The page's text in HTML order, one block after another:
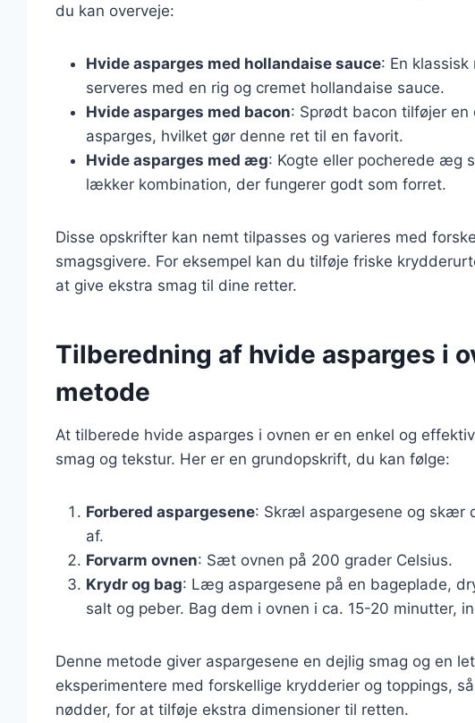
du kan overveje:
Hvide asparges med hollandaise sauce: En
serveres med en rig og cremet hollandaise sauce.
Hvide asparges med bacon: Sprødt bacon tilføjer
asparges, hvilket gør denne ret til en favorit.
Hvide asparges med æg: Kogte eller pocherede æg
lækker kombination, der fungerer godt som forret.
Disse opskrifter kan nemt tilpasses og varieres med
smagsgivere. For eksempel kan du tilføje friske
at give ekstra smag til dine retter.
Tilberedning af hvide asparges i
metode
At tilberede hvide asparges i ovnen er en enkel og
smag og tekstur. Her er en grundopskrift, du kan følge:
Forbered aspargesene: Skræl aspargesene og skær
af.
Forvarm ovnen: Sæt ovnen på 200 grader Celsius.
Krydr og bag: Læg aspargesene på en bageplade,
salt og peber. Bag dem i ovnen i ca. 15-20 minutter,
Denne metode giver aspargesene en dejlig smag og en
eksperimentere med forskellige krydderier og toppings,
nødder, for at tilføje ekstra dimensioner til retten.